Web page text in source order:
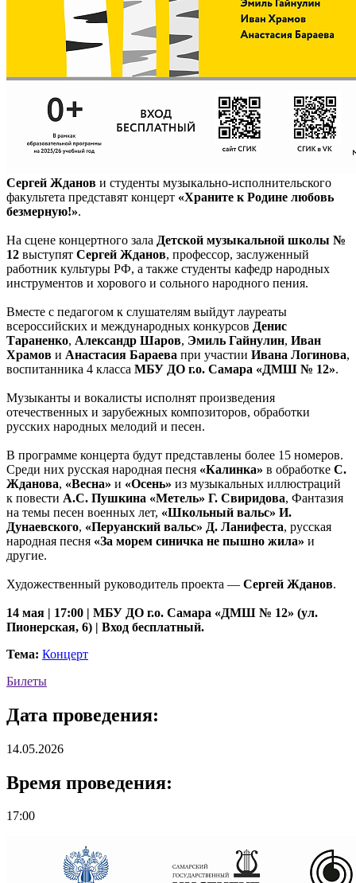
Сергей Жданов и студенты музыкально-исполнительского
факультета представят концерт «Храните к Родине любовь
безмерную!».
На сцене концертного зала Детской музыкальной школы №
12 выступят Сергей Жданов, профессор, заслуженный
работник культуры РФ, а также студенты кафедр народных
инструментов и хорового и сольного народного пения.
Вместе с педагогом к слушателям выйдут лауреаты
всероссийских и международных конкурсов Денис
Тараненко, Александр Шаров, Эмиль Гайнулин, Иван
Храмов и Анастасия Бараева при участии Ивана Логинова,
воспитанника 4 класса МБУ ДО г.о. Самара «ДМШ № 12».
Музыканты и вокалисты исполнят произведения
отечественных и зарубежных композиторов, обработки
русских народных мелодий и песен.
В программе концерта будут представлены более 15 номеров.
Среди них русская народная песня «Калинка» в обработке С.
Жданова, «Весна» и «Осень» из музыкальных иллюстраций
к повести А.С. Пушкина «Метель» Г. Свиридова, Фантазия
на темы песен военных лет, «Школьный вальс» И.
Дунаевского, «Перуанский вальс» Д. Ланифеста, русская
народная песня «За морем синичка не пышно жила» и
другие.
Художественный руководитель проекта — Сергей Жданов.
14 мая | 17:00 | МБУ ДО г.о. Самара «ДМШ № 12» (ул.
Пионерская, 6) | Вход бесплатный.
Тема: Концерт
Билеты
Дата проведения:
14.05.2026
Время проведения:
17:00